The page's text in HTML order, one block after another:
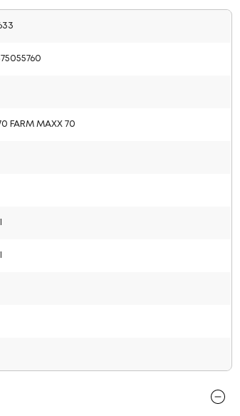
FARM MAXX 70